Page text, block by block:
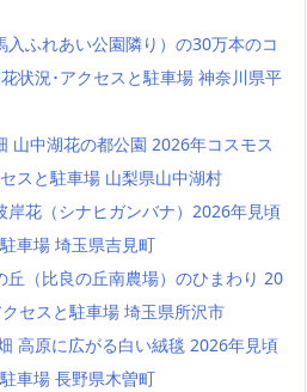
ふれあい公園隣り）の30万本のコ
状況･アクセスと駐車場 神奈川県平
山中湖花の都公園 2026年コスモス
スと駐車場 山梨県山中湖村
岸花（シナヒガンバナ）2026年見頃
車場 埼玉県吉見町
丘（比良の丘南農場）のひまわり 20
セスと駐車場 埼玉県所沢市
高原に広がる白い絨毯 2026年見頃
車場 長野県木曽町